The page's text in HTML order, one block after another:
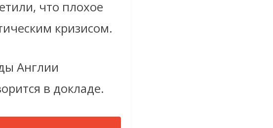
что плохое
кризисом.
Англии
в докладе.